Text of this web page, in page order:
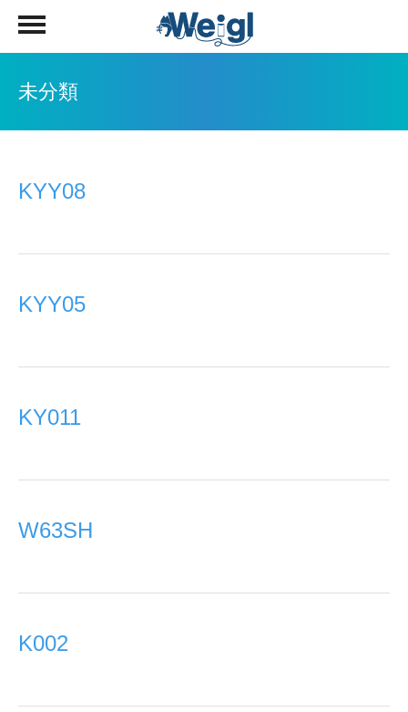
未分類
KYY08
KYY05
KY011
W63SH
K002